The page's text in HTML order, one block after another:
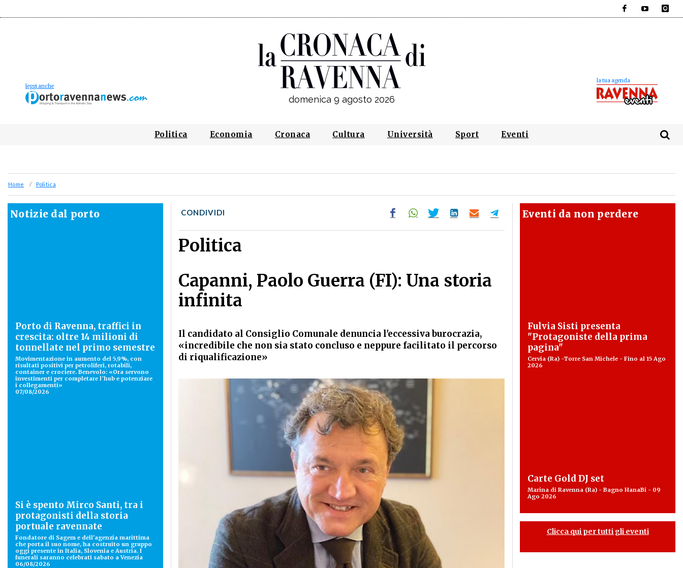
domenica 9 agosto 2026
Politica Economia Cronaca Cultura Università Sport Eventi
Home Politica
Notizie dal porto
Porto di Ravenna, traffici in
crescita: oltre 14 milioni di
tonnellate nel primo semestre
Movimentazione in aumento del 5,9%, con
risultati positivi per petroliferi, rotabili,
container e crociere. Benevolo: «Ora servono
investimenti per completare l’hub e potenziare
i collegamenti»
07/08/2026
Si è spento Mirco Santi, tra i
protagonisti della storia
portuale ravennate
Fondatore di Sagem e dell'agenzia marittima
che porta il suo nome, ha costruito un gruppo
oggi presente in Italia, Slovenia e Austria. I
funerali saranno celebrati sabato a Venezia
06/08/2026
CONDIVIDI
Politica
Capanni, Paolo Guerra (FI): Una storia
infinita
Il candidato al Consiglio Comunale denuncia l'eccessiva burocrazia,
«incredibile che non sia stato concluso e neppure facilitato il percorso
di riqualificazione»
Eventi da non perdere
Fulvia Sisti presenta
"Protagoniste della prima
pagina"
Cervia (Ra) -Torre San Michele - Fino al 15 Ago
2026
Carte Gold DJ set
Marina di Ravenna (Ra) - Bagno HanaBi - 09
Ago 2026
Clicca qui per tutti gli eventi